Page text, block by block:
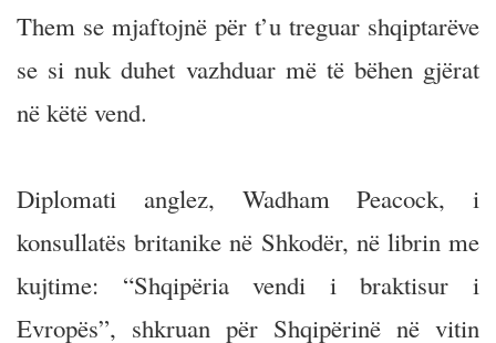
Them se mjaftojnë për t’u treguar shqiptarëve
se si nuk duhet vazhduar më të bëhen gjërat
në këtë vend.
Diplomati anglez, Wadham Peacock, i
konsullatës britanike në Shkodër, në librin me
kujtime: “Shqipëria vendi i braktisur i
Evropës”, shkruan për Shqipërinë në vitin